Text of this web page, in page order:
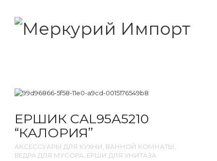
ЕРШИК CAL95А5210
“КАЛОРИЯ”
АКСЕССУАРЫ ДЛЯ КУХНИ, ВАННОЙ КОМНАТЫ,
ВЕДРА ДЛЯ МУСОРА, ЕРШИ ДЛЯ УНИТАЗА